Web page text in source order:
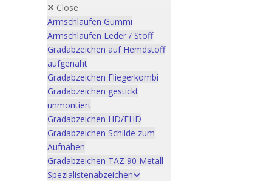
Close
Armschlaufen Gummi
Armschlaufen Leder / Stoff
Gradabzeichen auf Hemdstoff
aufgenäht
Gradabzeichen Fliegerkombi
Gradabzeichen gestickt
unmontiert
Gradabzeichen HD/FHD
Gradabzeichen Schilde zum
Aufnähen
Gradabzeichen TAZ 90 Metall
Spezialistenabzeichen